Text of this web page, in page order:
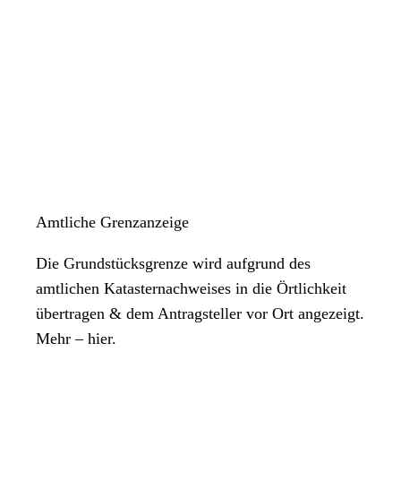
Amtliche Grenzanzeige
Die Grundstücksgrenze wird aufgrund des
amtlichen Katasternachweises in die Örtlichkeit
übertragen & dem Antragsteller vor Ort angezeigt.
Mehr – hier.